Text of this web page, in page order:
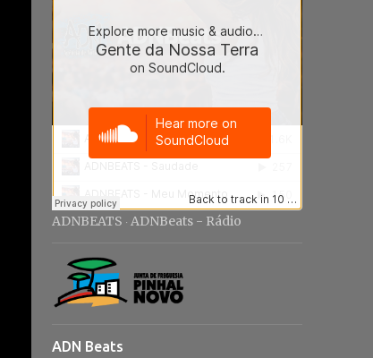
ADNBEATS · ADNBeats - Rádio
ADN Beats